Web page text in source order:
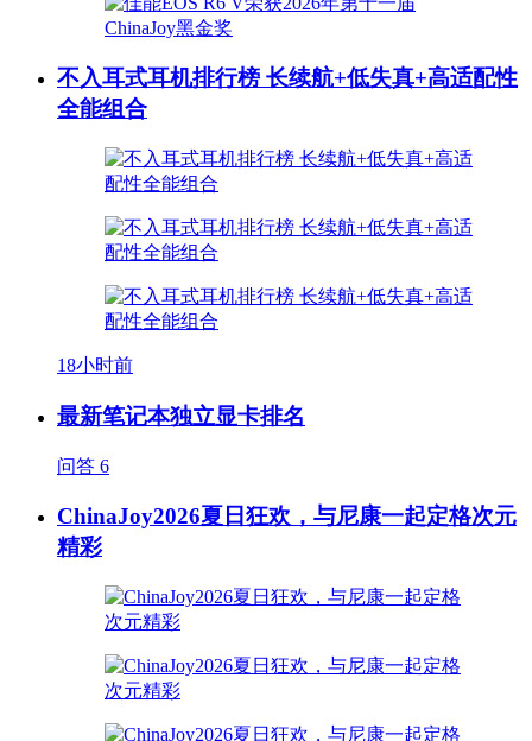
不入耳式耳机排行榜 长续航+低失真+高适配性
全能组合
18小时前
最新笔记本独立显卡排名
问答 6
ChinaJoy2026夏日狂欢，与尼康一起定格次元
精彩